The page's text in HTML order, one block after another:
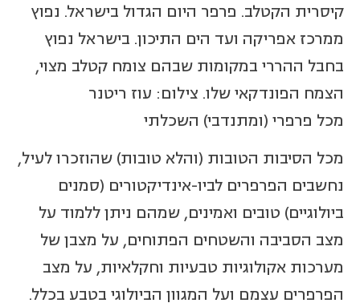
קיסרית הקטלב. פרפר היום הגדול בישראל. נפוץ
ממרכז אפריקה ועד הים התיכון. בישראל נפוץ
בחבל ההררי במקומות שבהם צומח קטלב מצוי,
הצמח הפונדקאי שלו. צילום: עוז ריטנר
מכל פרפרי (ומתנדבי) השכלתי
מכל הסיבות הטובות (והלא טובות) שהוזכרו לעיל,
נחשבים הפרפרים לביו-אינדיקטורים (סמנים
ביולוגיים) טובים ואמינים, שמהם ניתן ללמוד על
מצב הסביבה והשטחים הפתוחים, על מצבן של
מערכות אקולוגיות טבעיות וחקלאיות, על מצב
הפרפרים עצמם ועל המגוון הביולוגי בטבע בכלל.